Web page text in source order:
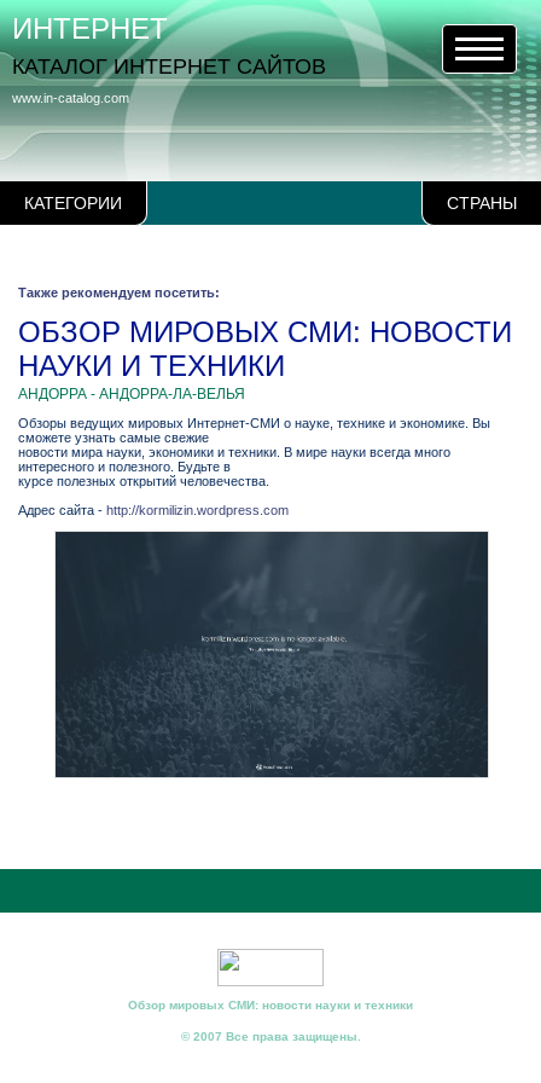
КАТЕГОРИИ СТРАНЫ
www.in-catalog.com
ИНТЕРНЕТ
КАТАЛОГ ИНТЕРНЕТ САЙТОВ
Также рекомендуем посетить:
ОБЗОР МИРОВЫХ СМИ: НОВОСТИ
НАУКИ И ТЕХНИКИ
АНДОРРА - АНДОРРА-ЛА-ВЕЛЬЯ
Обзоры ведущих мировых Интернет-СМИ о науке, технике и экономике. Вы
сможете узнать самые свежие
новости мира науки, экономики и техники. В мире науки всегда много
интересного и полезного. Будьте в
курсе полезных открытий человечества.
Адрес сайта - http://kormilizin.wordpress.com
Обзор мировых СМИ: новости науки и техники
© 2007 Все права защищены.